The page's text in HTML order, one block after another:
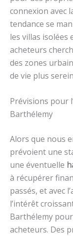
connexion avec
tendance se
les villas isolées
acheteurs
des zones
de vie plus
Prévisions pour
Barthélemy
Alors que nous
prévoient une
une éventuelle
à récupérer
passés, et avec
l’intérêt
Barthélemy
acheteurs. Des